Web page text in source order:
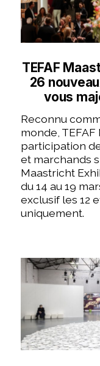
TEFAF
26
vous
Reconnu
monde,
participation
et marchands
Maastricht
du 14 au 19
exclusif les 12
uniquement.